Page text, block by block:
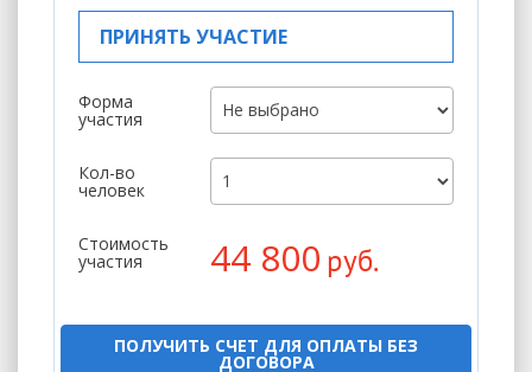
ПРИНЯТЬ УЧАСТИЕ
Форма
участия
Кол-во
человек
Стоимость
участия 44 800 руб.
ПОЛУЧИТЬ СЧЕТ ДЛЯ ОПЛАТЫ БЕЗ
ДОГОВОРА